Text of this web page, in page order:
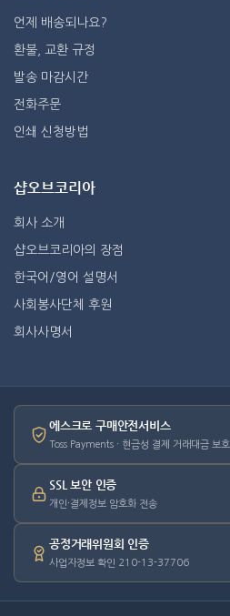
언제 배송되나요?
환불, 교환 규정
발송 마감시간
전화주문
인쇄 신청방법
샵오브코리아
회사 소개
샵오브코리아의 장점
한국어/영어 설명서
사회봉사단체 후원
회사사명서
에스크로 구매안전서비스
Toss Payments · 현금성 결제 거래대금 보호
SSL 보안 인증
개인·결제정보 암호화 전송
공정거래위원회 인증
사업자정보 확인 210-13-37706